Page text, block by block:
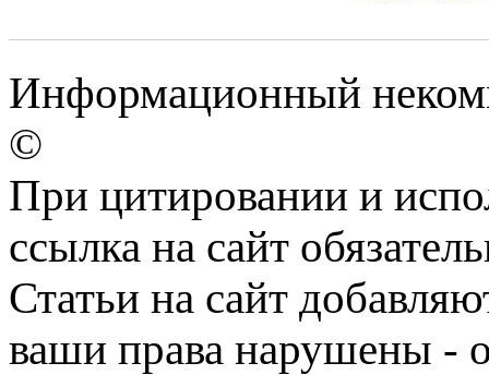
Информационный
©
При цитировании и
ссылка на сайт
Статьи на сайт
ваши права нарушены -